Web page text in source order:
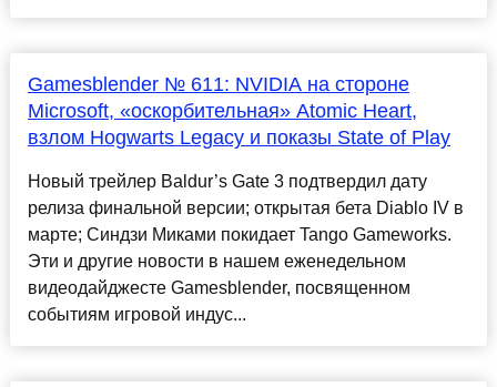
Gamesblender № 611: NVIDIA на стороне
Microsoft, «оскорбительная» Atomic Heart,
взлом Hogwarts Legacy и показы State of Play
Новый трейлер Baldur’s Gate 3 подтвердил дату
релиза финальной версии; открытая бета Diablo IV в
марте; Синдзи Миками покидает Tango Gameworks.
Эти и другие новости в нашем еженедельном
видеодайджесте Gamesblender, посвященном
событиям игровой индус...